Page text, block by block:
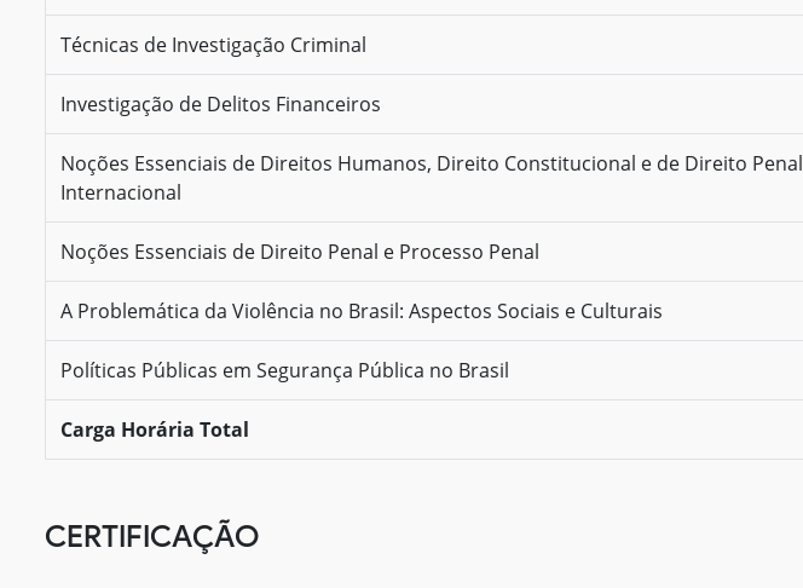
Técnicas de Investigação Criminal
Investigação de Delitos Financeiros
Noções Essenciais de Direitos Humanos, Direito Constitucional e de Direito Penal
Internacional
Noções Essenciais de Direito Penal e Processo Penal
A Problemática da Violência no Brasil: Aspectos Sociais e Culturais
Políticas Públicas em Segurança Pública no Brasil
Carga Horária Total
CERTIFICAÇÃO